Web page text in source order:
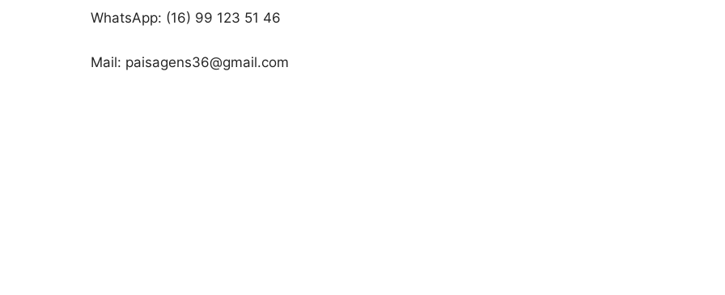
WhatsApp: (16) 99 123 51 46
Mail: paisagens36@gmail.com